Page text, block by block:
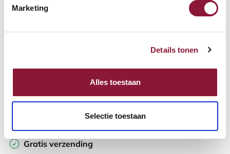
Marketing
Details tonen
Alles toestaan
Selectie toestaan
direct een offerte op maat aan.
Offerte aanvragen
Toevoegen aan vergelijker
Gratis verzending